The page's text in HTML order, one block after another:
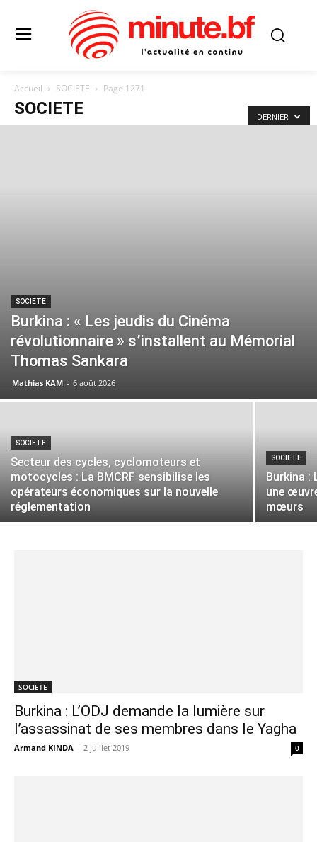
Accueil SOCIETE Page 1271
SOCIETE DERNIER
SOCIETE
Burkina : « Les jeudis du Cinéma
révolutionnaire » s’installent au Mémorial
Thomas Sankara
Mathias KAM - 6 août 2026
SOCIETE
Secteur des cycles, cyclomoteurs et
motocycles : La BMCRF sensibilise les
opérateurs économiques sur la nouvelle
réglementation
SOCIETE
Burkina :
une
mœurs
SOCIETE
Burkina : L’ODJ demande la lumière sur
l’assassinat de ses membres dans le Yagha
Armand KINDA - 2 juillet 2019 0